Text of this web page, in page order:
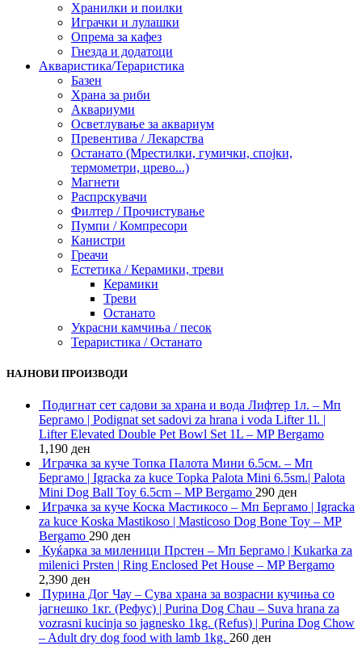
Хранилки и поилки
Играчки и лулашки
Опрема за кафез
Гнезда и додатоци
Акваристика/Тераристика
Базен
Храна за риби
Аквариуми
Осветлување за аквариум
Превентива / Лекарства
Останато (Мрестилки, гумички, спојки,
термометри, црево...)
Магнети
Распрскувачи
Филтер / Прочистување
Пумпи / Компресори
Канистри
Греачи
Естетика / Керамики, треви
Керамики
Треви
Останато
Украсни камчиња / песок
Тераристика / Останато
НАЈНОВИ ПРОИЗВОДИ
Подигнат сет садови за храна и вода Лифтер 1л. – Мп
Бергамо | Podignat set sadovi za hrana i voda Lifter 1l. |
Lifter Elevated Double Pet Bowl Set 1L – MP Bergamo
1,190 ден
Играчка за куче Топка Палота Мини 6.5см. – Мп
Бергамо | Igracka za kuce Topka Palota Mini 6.5sm.| Palota
Mini Dog Ball Toy 6.5cm – MP Bergamo 290 ден
Играчка за куче Коска Мастикосо – Мп Бергамо | Igracka
za kuce Koska Mastikoso | Masticoso Dog Bone Toy – MP
Bergamo 290 ден
Куќарка за миленици Прстен – Мп Бергамо | Kukarka za
milenici Prsten | Ring Enclosed Pet House – MP Bergamo
2,390 ден
Пурина Дог Чау – Сува храна за возрасни кучиња со
јагнешко 1кг. (Рефус) | Purina Dog Chau – Suva hrana za
vozrasni kucinja so jagnesko 1kg. (Refus) | Purina Dog Chow
– Adult dry dog food with lamb 1kg. 260 ден